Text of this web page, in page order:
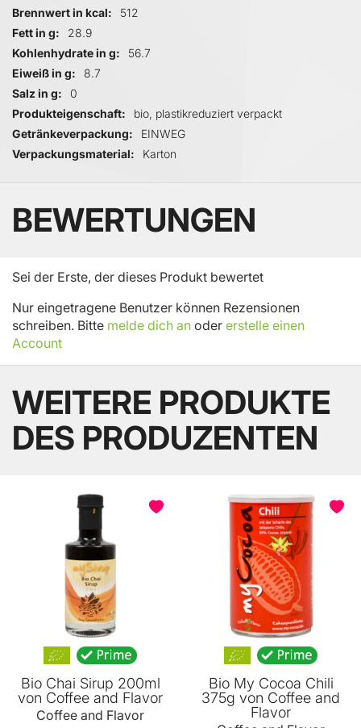
Brennwert in kcal
512
Fett in g
28.9
Kohlenhydrate in g
56.7
Eiweiß in g
8.7
Salz in g
0
Produkteigenschaft
bio, plastikreduziert verpackt
Getränkeverpackung
EINWEG
Verpackungsmaterial
Karton
BEWERTUNGEN
Sei der Erste, der dieses Produkt bewertet
Nur eingetragene Benutzer können Rezensionen
schreiben. Bitte melde dich an oder erstelle einen
Account
WEITERE PRODUKTE
DES PRODUZENTEN
Bio Chai Sirup 200ml
von Coffee and Flavor
Coffee and Flavor
Bio My Cocoa Chili
375g von Coffee and
Flavor